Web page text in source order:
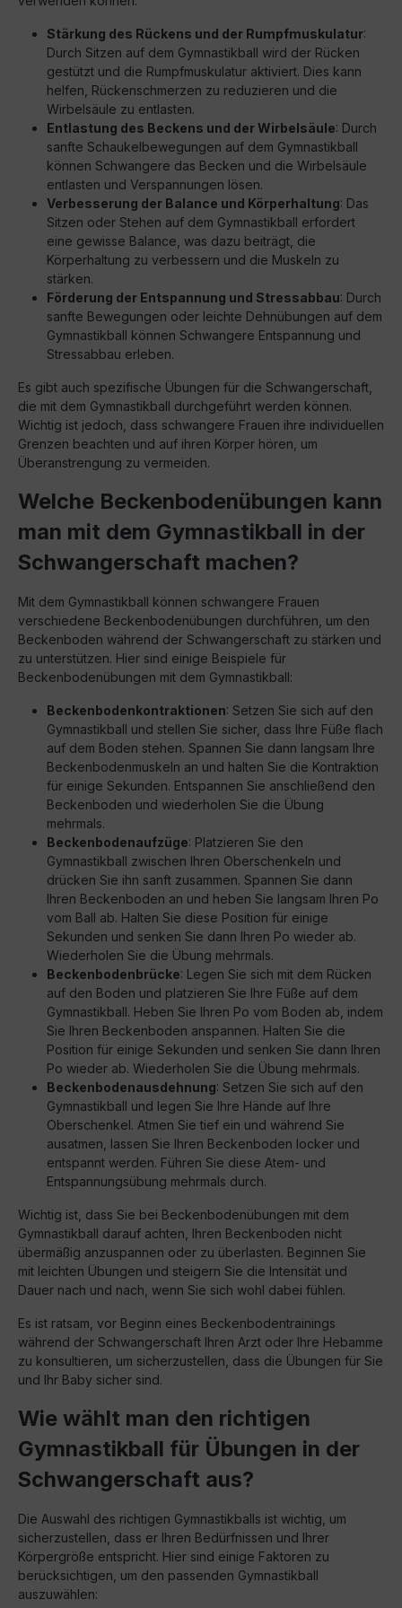
Stärkung des Rückens und der Rumpfmuskulatur:
Durch Sitzen auf dem Gymnastikball wird der Rücken
gestützt und die Rumpfmuskulatur aktiviert. Dies kann
helfen, Rückenschmerzen zu reduzieren und die
Wirbelsäule zu entlasten.
Entlastung des Beckens und der Wirbelsäule: Durch
sanfte Schaukelbewegungen auf dem Gymnastikball
können Schwangere das Becken und die Wirbelsäule
entlasten und Verspannungen lösen.
Verbesserung der Balance und Körperhaltung: Das
Sitzen oder Stehen auf dem Gymnastikball erfordert
eine gewisse Balance, was dazu beiträgt, die
Körperhaltung zu verbessern und die Muskeln zu
stärken.
Förderung der Entspannung und Stressabbau: Durch
sanfte Bewegungen oder leichte Dehnübungen auf dem
Gymnastikball können Schwangere Entspannung und
Stressabbau erleben.
Es gibt auch spezifische Übungen für die Schwangerschaft,
die mit dem Gymnastikball durchgeführt werden können.
Wichtig ist jedoch, dass schwangere Frauen ihre individuellen
Grenzen beachten und auf ihren Körper hören, um
Überanstrengung zu vermeiden.
Welche Beckenbodenübungen kann
man mit dem Gymnastikball in der
Schwangerschaft machen?
Mit dem Gymnastikball können schwangere Frauen
verschiedene Beckenbodenübungen durchführen, um den
Beckenboden während der Schwangerschaft zu stärken und
zu unterstützen. Hier sind einige Beispiele für
Beckenbodenübungen mit dem Gymnastikball:
Beckenbodenkontraktionen: Setzen Sie sich auf den
Gymnastikball und stellen Sie sicher, dass Ihre Füße flach
auf dem Boden stehen. Spannen Sie dann langsam Ihre
Beckenbodenmuskeln an und halten Sie die Kontraktion
für einige Sekunden. Entspannen Sie anschließend den
Beckenboden und wiederholen Sie die Übung
mehrmals.
Beckenbodenaufzüge: Platzieren Sie den
Gymnastikball zwischen Ihren Oberschenkeln und
drücken Sie ihn sanft zusammen. Spannen Sie dann
Ihren Beckenboden an und heben Sie langsam Ihren Po
vom Ball ab. Halten Sie diese Position für einige
Sekunden und senken Sie dann Ihren Po wieder ab.
Wiederholen Sie die Übung mehrmals.
Beckenbodenbrücke: Legen Sie sich mit dem Rücken
auf den Boden und platzieren Sie Ihre Füße auf dem
Gymnastikball. Heben Sie Ihren Po vom Boden ab, indem
Sie Ihren Beckenboden anspannen. Halten Sie die
Position für einige Sekunden und senken Sie dann Ihren
Po wieder ab. Wiederholen Sie die Übung mehrmals.
Beckenbodenausdehnung: Setzen Sie sich auf den
Gymnastikball und legen Sie Ihre Hände auf Ihre
Oberschenkel. Atmen Sie tief ein und während Sie
ausatmen, lassen Sie Ihren Beckenboden locker und
entspannt werden. Führen Sie diese Atem- und
Entspannungsübung mehrmals durch.
Wichtig ist, dass Sie bei Beckenbodenübungen mit dem
Gymnastikball darauf achten, Ihren Beckenboden nicht
übermäßig anzuspannen oder zu überlasten. Beginnen Sie
mit leichten Übungen und steigern Sie die Intensität und
Dauer nach und nach, wenn Sie sich wohl dabei fühlen.
Es ist ratsam, vor Beginn eines Beckenbodentrainings
während der Schwangerschaft Ihren Arzt oder Ihre Hebamme
zu konsultieren, um sicherzustellen, dass die Übungen für Sie
und Ihr Baby sicher sind.
Wie wählt man den richtigen
Gymnastikball für Übungen in der
Schwangerschaft aus?
Die Auswahl des richtigen Gymnastikballs ist wichtig, um
sicherzustellen, dass er Ihren Bedürfnissen und Ihrer
Körpergröße entspricht. Hier sind einige Faktoren zu
berücksichtigen, um den passenden Gymnastikball
auszuwählen: